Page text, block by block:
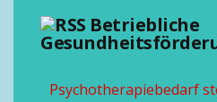
Betriebliche
Psychotherapiebedarf